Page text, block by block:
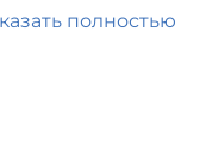
до 240 см.
полностью